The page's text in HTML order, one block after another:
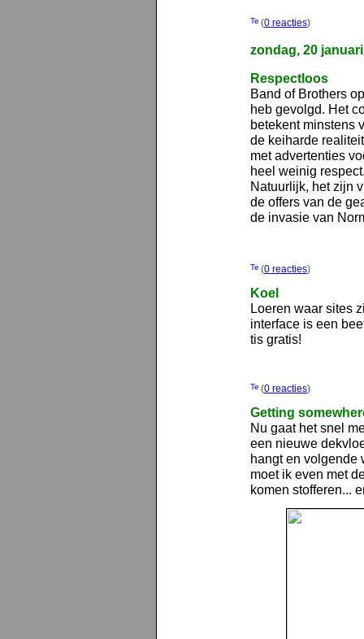
(0 reacties)
zondag, 20
Respectloos
Band of Brothers
heb gevolgd. Het
betekent minstens
de keiharde
met advertenties
heel weinig
Natuurlijk, het zijn
de offers van de
de invasie van
(0 reacties)
Koel
Loeren waar sites
interface is een
tis gratis!
(0 reacties)
Getting
Nu gaat het snel
een nieuwe
hangt en volgende
moet ik even met
komen stofferen...